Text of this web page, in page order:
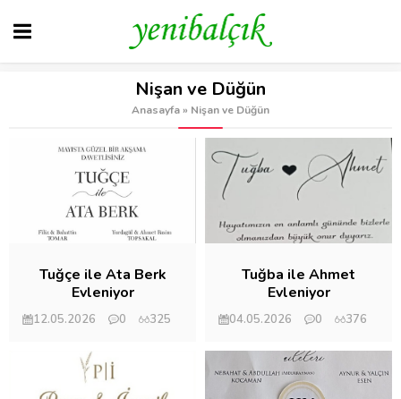
Nişan ve Düğün
Anasayfa» Nişan ve Düğün
Tuğçe ile Ata Berk
Evleniyor
12.05.2026 0
325
Tuğba ile Ahmet
Evleniyor
04.05.2026 0
376